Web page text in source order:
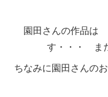
園田さんの作品は
す・・・ ま
ちなみに園田さんの